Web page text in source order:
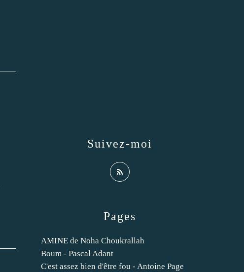
Pages
AMINE de Noha Choukrallah
Boum - Pascal Adant
C'est assez bien d'être fou - Antoine Page
Suivez-moi